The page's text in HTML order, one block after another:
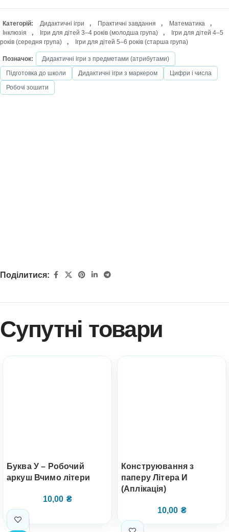
Категорій: Дидактичні ігри , Практичні завдання , Математика
,
Інклюзія
, Ігри для дітей 3–4 років (молодша група) ,
Ігри для дітей 4–5
років (середня група)
, Ігри для дітей 5–6 років (старша група)
Позначок:
Дидактичні ігри з предметами (атрибутами)
Підготовка до школи
Дидактичні ігри з маркером
Цифри і числа
Робочі зошити
Поділитися:
Супутні товари
Буква У – Робочий
аркуш Вчимо літери
10,00 ₴
Конструювання з
паперу Літера И
(Аплікація)
10,00 ₴